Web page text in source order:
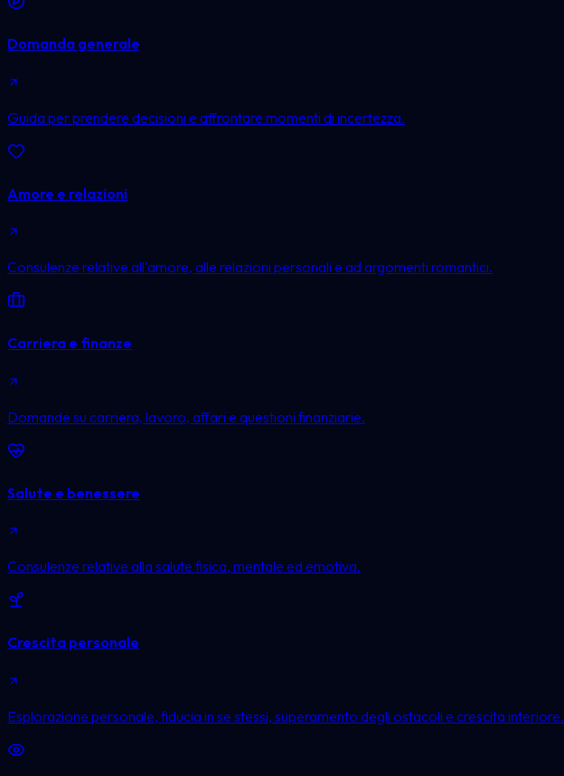
Domanda generale
Guida per prendere decisioni e affrontare momenti di incertezza.
Amore e relazioni
Consulenze relative all'amore, alle relazioni personali e ad argomenti romantici.
Carriera e finanze
Domande su carriera, lavoro, affari e questioni finanziarie.
Salute e benessere
Consulenze relative alla salute fisica, mentale ed emotiva.
Crescita personale
Esplorazione personale, fiducia in se stessi, superamento degli ostacoli e crescita interiore.